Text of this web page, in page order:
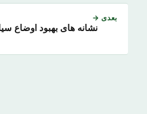
بعدی →
نشانه های بهبود اوضاع